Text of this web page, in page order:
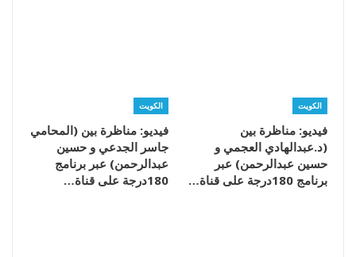
الكويت
فيديو: مناظرة بين
(د.عبدالهادي العجمي و
حسين عبدالرحمن) عبر
برنامج 180درجة على قناة…
الكويت
فيديو: مناظرة بين (المحامي
جاسر الجدعي و حسين
عبدالرحمن) عبر برنامج
180درجة على قناة…